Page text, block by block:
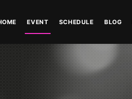
EVENT SCHEDULE BLOG